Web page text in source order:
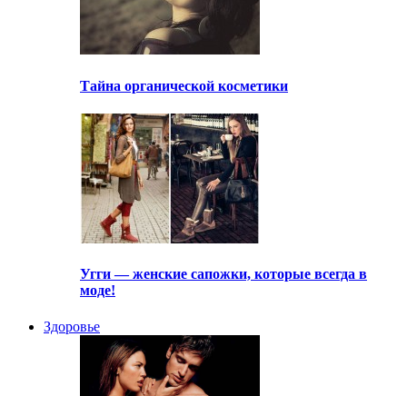
Тайна органической косметики
Угги — женские сапожки, которые всегда в
моде!
Здоровье